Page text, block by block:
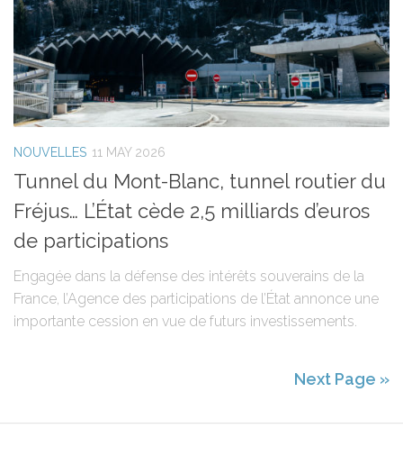
NOUVELLES 11 MAY 2026
Tunnel du Mont-Blanc, tunnel routier du
Fréjus… L’État cède 2,5 milliards d’euros
de participations
Engagée dans la défense des intérêts souverains de la
France, l’Agence des participations de l’État annonce une
importante cession en vue de futurs investissements.
Next Page »